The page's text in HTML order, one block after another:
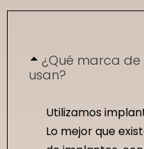
¿Qué marca
usan?
Utilizamos
Lo mejor que